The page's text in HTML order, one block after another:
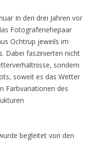
In den drei Jahren vor
Fotografenehepaar
Ochtrup jeweils im
Dabei faszinierten nicht
sondern
soweit es das Wetter
Farbvariationen des
begleitet von den